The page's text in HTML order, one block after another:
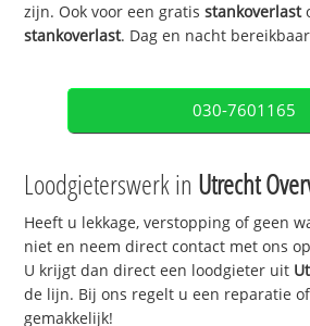
zijn. Ook voor een gratisstankoverlast
stankoverlast. Dag en nacht
030-7601165
Loodgieterswerk in Utrecht
Heeft u lekkage, verstopping of geen
niet en neem direct contact met ons
U krijgt dan direct een loodgieter uit
de lijn. Bij ons regelt u een reparatie
gemakkelijk!